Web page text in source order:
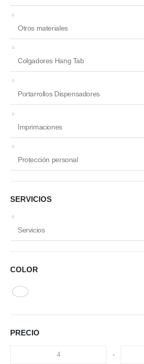
Otros materiales
Colgadores Hang Tab
Portarrollos Dispensadores
Imprimaciones
Protección personal
SERVICIOS
Servicios
COLOR
PRECIO
-